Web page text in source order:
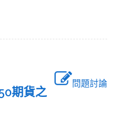
問題討論
期貨之